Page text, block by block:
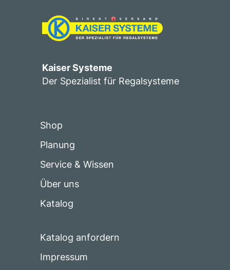
Kaiser Systeme
Der Spezialist für Regalsysteme
Shop
Planung
Service & Wissen
Über uns
Katalog
Katalog anfordern
Impressum